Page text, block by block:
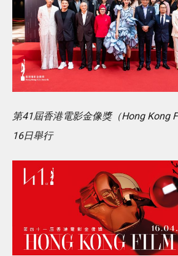
第41屆香港電影金像獎（Hong Kong
16日舉行